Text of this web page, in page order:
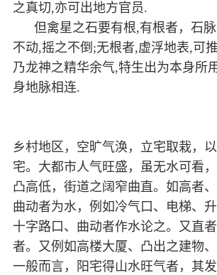
之真切,亦可出地方官员.
但禽星之石要有根,有根者，石脉
不动,摇之不倒;无根者,虚浮地表,可
乃龙神之精华余气,特生出为本身所
身地脉相连.
乡村地区，空旷气涣，立宅取栽，
宅。大都市人气旺盛，虽无水可看
凸高低，街道之阔窄曲直。如高者、
曲动者为水，例如冷气口、电梯、升
十字路口、曲动者作水论之。又直
者。又例如高楼大厦、凸出之建物、
一般而言，阳宅得山水旺气者，其